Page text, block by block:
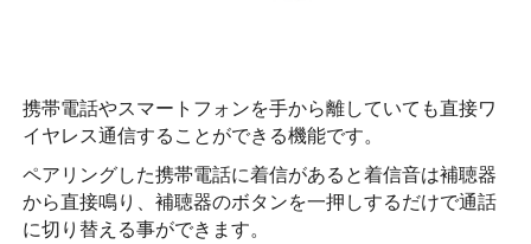
携帯電話やスマートフォンを手から離していても直接ワ
イヤレス通信することができる機能です。
ペアリングした携帯電話に着信があると着信音は補聴器
から直接鳴り、補聴器のボタンを一押しするだけで通話
に切り替える事ができます。